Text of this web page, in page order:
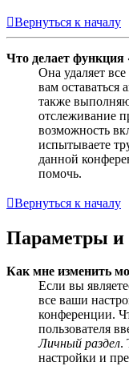
Вернуться к началу
Что делает функция
Она удаляет
вам оставаться
также
отслеживание
возможность
испытываете
данной
помочь.
Вернуться к началу
Параметры и
Как мне изменить
Если вы
все ваши
конференции.
пользователя
Личный раздел.
настройки и